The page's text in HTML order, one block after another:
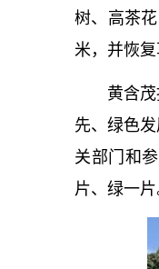
树、高茶
米，并恢
黄含
先、绿色
关部门和
片、绿一片